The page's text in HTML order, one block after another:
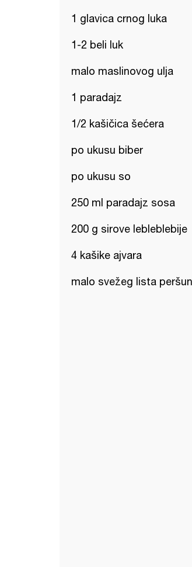
1 glavica crnog luka
1-2 beli luk
malo maslinovog ulja
1 paradajz
1/2 kašičica šećera
po ukusu biber
po ukusu so
250 ml paradajz sosa
200 g sirove lebleblebije
4 kašike ajvara
malo svežeg lista